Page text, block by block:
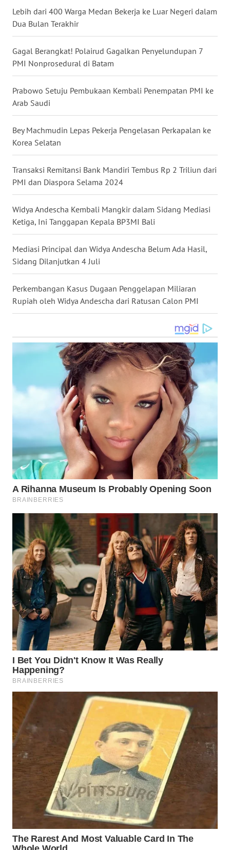
Lebih dari 400 Warga Medan Bekerja ke Luar Negeri dalam
Dua Bulan Terakhir
Gagal Berangkat! Polairud Gagalkan Penyelundupan 7
PMI Nonprosedural di Batam
Prabowo Setuju Pembukaan Kembali Penempatan PMI ke
Arab Saudi
Bey Machmudin Lepas Pekerja Pengelasan Perkapalan ke
Korea Selatan
Transaksi Remitansi Bank Mandiri Tembus Rp 2 Triliun dari
PMI dan Diaspora Selama 2024
Widya Andescha Kembali Mangkir dalam Sidang Mediasi
Ketiga, Ini Tanggapan Kepala BP3MI Bali
Mediasi Principal dan Widya Andescha Belum Ada Hasil,
Sidang Dilanjutkan 4 Juli
Perkembangan Kasus Dugaan Penggelapan Miliaran
Rupiah oleh Widya Andescha dari Ratusan Calon PMI
WN
NUSANTARA
WN
JOGJA
WN
JATIM
WN
BALI
WN
KALBAR
KALTENG
KALTARA
KALSEL
SULUT
WN
MALUKU
WN
DAIRI
WN
DANAU
TOBA
WN
NIAS
WN
LANGKAT
WN
TAPANULI
SELATAN
WN
TANJUNG
LESUNG
KARO
WN